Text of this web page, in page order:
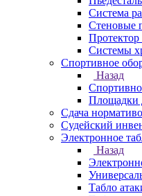
Система
Стеновые
Системы
Спортивное
Назад
Площадки
Сдача
Судейский
Электронное
Назад
Табло